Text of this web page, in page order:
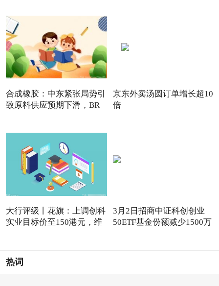
合成橡胶：中东紧张局势引
致原料供应预期下滑，BR
京东外卖汤圆订单增长超10
倍
大行评级丨花旗：上调创科
实业目标价至150港元，维
3月2日招商中证科创创业
50ETF基金份额减少1500万
热词